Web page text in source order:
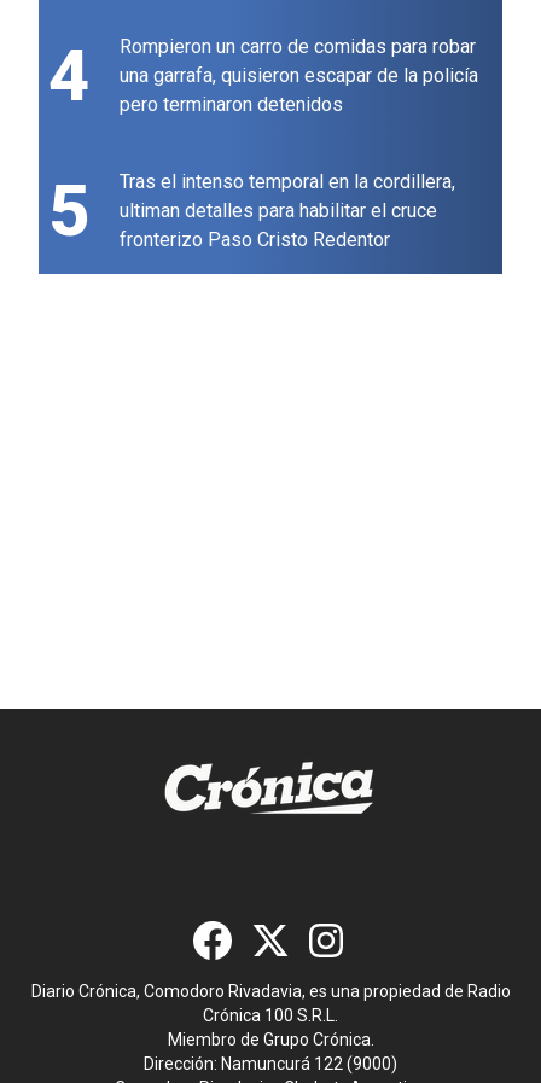
4
Rompieron un carro de comidas para robar
una garrafa, quisieron escapar de la policía
pero terminaron detenidos
5
Tras el intenso temporal en la cordillera,
ultiman detalles para habilitar el cruce
fronterizo Paso Cristo Redentor
Diario Crónica, Comodoro Rivadavia, es una propiedad de Radio
Crónica 100 S.R.L.
Miembro de Grupo Crónica.
Dirección: Namuncurá 122 (9000)